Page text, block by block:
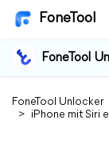
FoneTool
FoneTool
FoneTool Unlocker
> iPhone mit Siri